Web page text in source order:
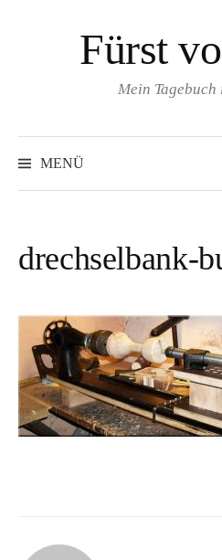
Fürst
Mein
MENÜ
drechselbank-